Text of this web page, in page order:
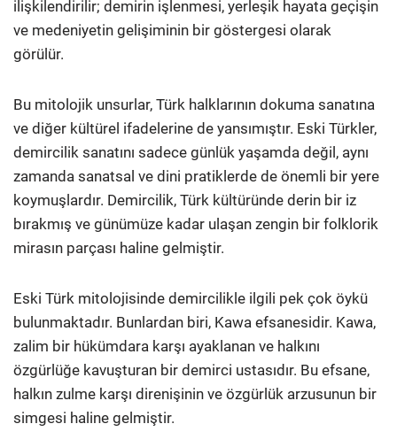
ilişkilendirilir; demirin işlenmesi, yerleşik hayata geçişin
ve medeniyetin gelişiminin bir göstergesi olarak
görülür.
Bu mitolojik unsurlar, Türk halklarının dokuma sanatına
ve diğer kültürel ifadelerine de yansımıştır. Eski Türkler,
demircilik sanatını sadece günlük yaşamda değil, aynı
zamanda sanatsal ve dini pratiklerde de önemli bir yere
koymuşlardır. Demircilik, Türk kültüründe derin bir iz
bırakmış ve günümüze kadar ulaşan zengin bir folklorik
mirasın parçası haline gelmiştir.
Eski Türk mitolojisinde demircilikle ilgili pek çok öykü
bulunmaktadır. Bunlardan biri, Kawa efsanesidir. Kawa,
zalim bir hükümdara karşı ayaklanan ve halkını
özgürlüğe kavuşturan bir demirci ustasıdır. Bu efsane,
halkın zulme karşı direnişinin ve özgürlük arzusunun bir
simgesi haline gelmiştir.